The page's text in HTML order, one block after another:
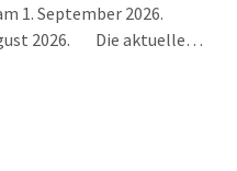
1. September 2026.
2026. Die aktuelle…